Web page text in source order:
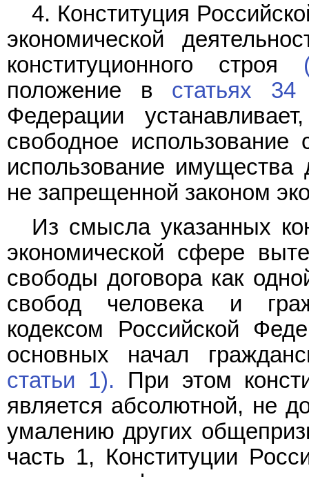
4. Конституция
экономической
конституционного строя
положение в статьях 34
Федерации
свободное использование
использование имущества
не запрещенной законом
Из смысла указанных
экономической сфере
свободы договора как
свобод человека и
кодексом Российской
основных начал
статьи 1). При этом
является абсолютной, не
умалению других
часть 1, Конституции